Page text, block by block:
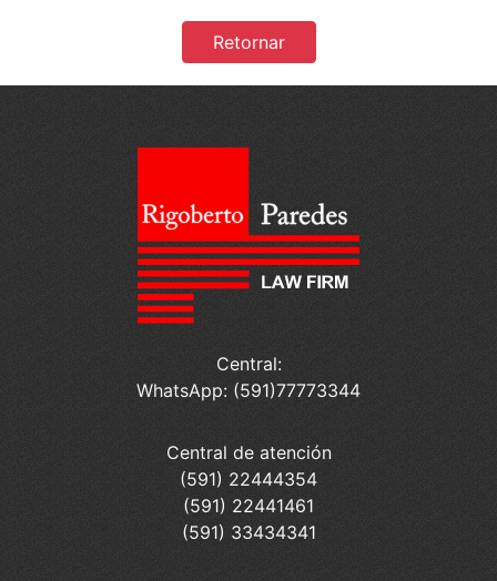
Retornar
Central:
WhatsApp: (591)77773344
Central de atención
(591) 22444354
(591) 22441461
(591) 33434341